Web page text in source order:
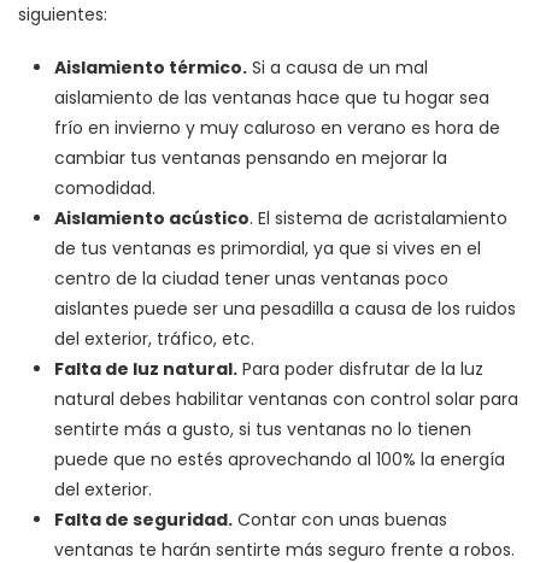
siguientes:
Aislamiento térmico. Si a causa de un mal
aislamiento de las ventanas hace que tu hogar sea
frío en invierno y muy caluroso en verano es hora de
cambiar tus ventanas pensando en mejorar la
comodidad.
Aislamiento acústico. El sistema de acristalamiento
de tus ventanas es primordial, ya que si vives en el
centro de la ciudad tener unas ventanas poco
aislantes puede ser una pesadilla a causa de los ruidos
del exterior, tráfico, etc.
Falta de luz natural. Para poder disfrutar de la luz
natural debes habilitar ventanas con control solar para
sentirte más a gusto, si tus ventanas no lo tienen
puede que no estés aprovechando al 100% la energía
del exterior.
Falta de seguridad. Contar con unas buenas
ventanas te harán sentirte más seguro frente a robos.